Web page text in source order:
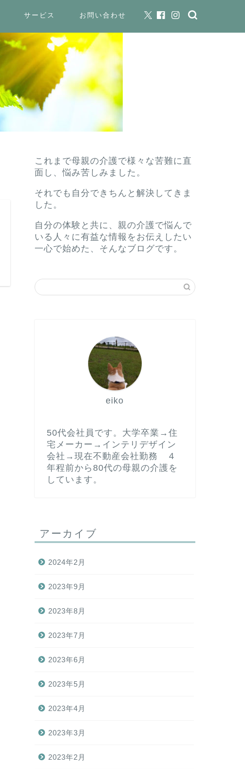
サービス お問い合わせ
これまで母親の介護で様々な苦難に直
面し、悩み苦しみました。
それでも自分できちんと解決してきま
した。
自分の体験と共に、親の介護で悩んで
いる人々に有益な情報をお伝えしたい
一心で始めた、そんなブログです。
eiko
50代会社員です。大学卒業→住
宅メーカー→インテリデザイン
会社→現在不動産会社勤務 ４
年程前から80代の母親の介護を
しています。
アーカイブ
2024年2月
2023年9月
2023年8月
2023年7月
2023年6月
2023年5月
2023年4月
2023年3月
2023年2月